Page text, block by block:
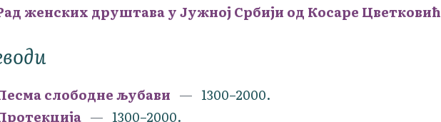
женских друштава у Јужној Србији од Косаре Цветковић
слободне љубави
1300–2000.
1300–2000.